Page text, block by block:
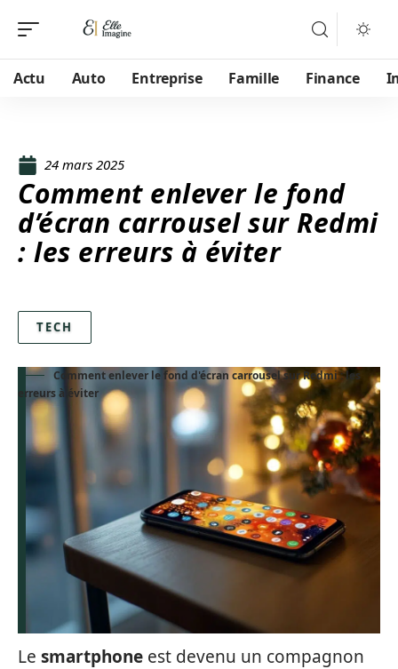
Actu Auto Entreprise Famille Finance
24 mars 2025
Comment enlever le fond
d’écran carrousel sur Redmi
: les erreurs à éviter
TECH
Comment enlever le fond d'écran carrousel sur Redmi : les
erreurs à éviter
Le smartphone est devenu un compagnon